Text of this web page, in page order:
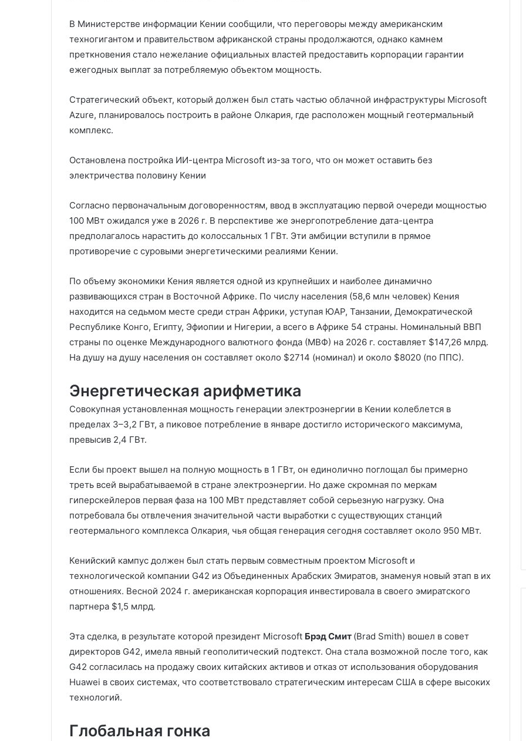
В Министерстве информации Кении сообщили, что переговоры между американским
техногигантом и правительством африканской страны продолжаются, однако камнем
преткновения стало нежелание официальных властей предоставить корпорации гарантии
ежегодных выплат за потребляемую объектом мощность.
Стратегический объект, который должен был стать частью облачной инфраструктуры Microsoft
Azure, планировалось построить в районе Олкария, где расположен мощный геотермальный
комплекс.
Остановлена постройка ИИ-центра Microsoft из-за того, что он может оставить без
электричества половину Кении
Согласно первоначальным договоренностям, ввод в эксплуатацию первой очереди мощностью
100 МВт ожидался уже в 2026 г. В перспективе же энергопотребление дата-центра
предполагалось нарастить до колоссальных 1 ГВт. Эти амбиции вступили в прямое
противоречие с суровыми энергетическими реалиями Кении.
По объему экономики Кения является одной из крупнейших и наиболее динамично
развивающихся стран в Восточной Африке. По числу населения (58,6 млн человек) Кения
находится на седьмом месте среди стран Африки, уступая ЮАР, Танзании, Демократической
Республике Конго, Египту, Эфиопии и Нигерии, а всего в Африке 54 страны. Номинальный ВВП
страны по оценке Международного валютного фонда (МВФ) на 2026 г. составляет $147,26 млрд.
На душу на душу населения он составляет около $2714 (номинал) и около $8020 (по ППС).
Энергетическая арифметика
Совокупная установленная мощность генерации электроэнергии в Кении колеблется в
пределах 3–3,2 ГВт, а пиковое потребление в январе достигло исторического максимума,
превысив 2,4 ГВт.
Если бы проект вышел на полную мощность в 1 ГВт, он единолично поглощал бы примерно
треть всей вырабатываемой в стране электроэнергии. Но даже скромная по меркам
гиперскейлеров первая фаза на 100 МВт представляет собой серьезную нагрузку. Она
потребовала бы отвлечения значительной части выработки с существующих станций
геотермального комплекса Олкария, чья общая генерация сегодня составляет около 950 МВт.
Кенийский кампус должен был стать первым совместным проектом Microsoft и
технологической компании G42 из Объединенных Арабских Эмиратов, знаменуя новый этап в их
отношениях. Весной 2024 г. американская корпорация инвестировала в своего эмиратского
партнера $1,5 млрд.
Эта сделка, в результате которой президент Microsoft Брэд Смит (Brad Smith) вошел в совет
директоров G42, имела явный геополитический подтекст. Она стала возможной после того, как
G42 согласилась на продажу своих китайских активов и отказ от использования оборудования
Huawei в своих системах, что соответствовало стратегическим интересам США в сфере высоких
технологий.
Глобальная гонка